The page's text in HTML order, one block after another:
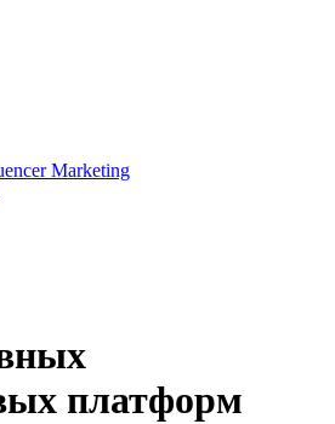
Marketing
платформ